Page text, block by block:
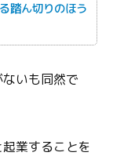
踏ん切りのほう
いも同然で
業することを